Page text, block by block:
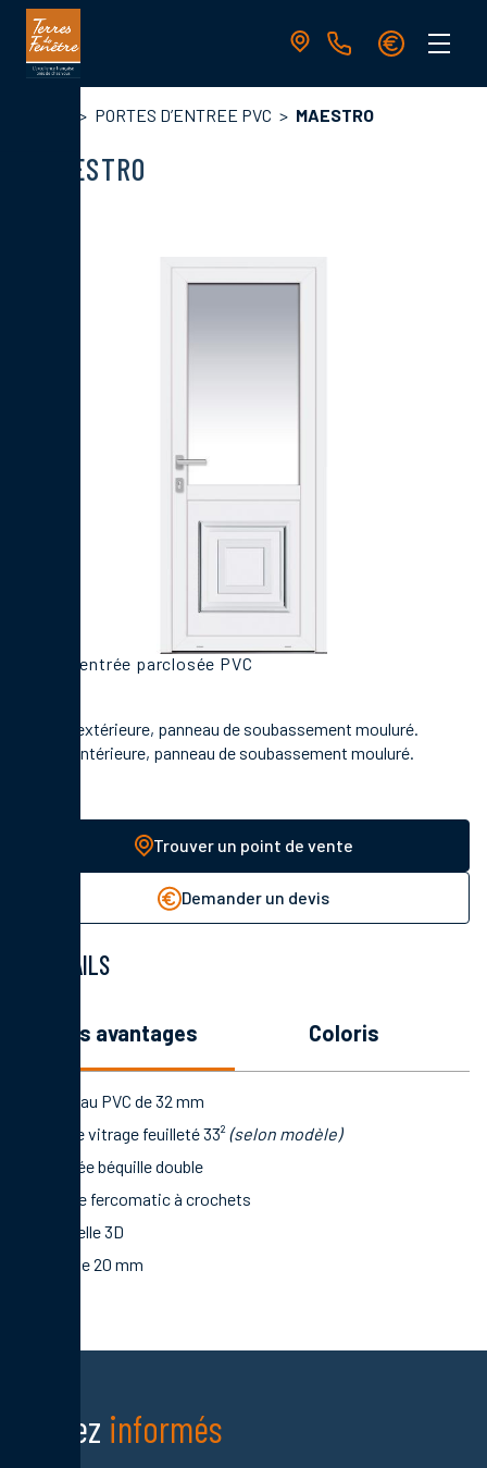
Aller
contenu
principale
PORTES D’ENTREE PVC MAESTRO
MAESTRO
Porte d'entrée parclosée PVC
En face extérieure, panneau de soubassement mouluré.
En face intérieure, panneau de soubassement mouluré.
Trouver un point de vente
Demander un devis
DÉTAILS
les avantages coloris
Panneau PVC de 32 mm
Double vitrage feuilleté 33²(selon modèle)
Poignée béquille double
Serrure fercomatic à crochets
Paumelle 3D
Seuil de 20 mm
Restez informés